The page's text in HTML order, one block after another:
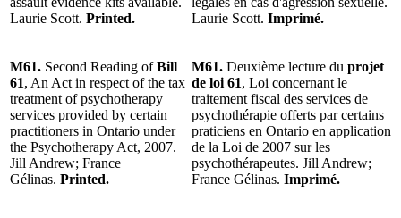
Laurie Scott. Printed.
Laurie Scott. Imprimé.
M61. Second Reading ofBill
61, An Act in respect of the tax
treatment of psychotherapy
services provided by certain
practitioners in Ontario under
the Psychotherapy Act, 2007.
Jill Andrew; France
Gélinas. Printed.
M61. Deuxième lecture du projet
de loi 61, Loi concernant le
traitement fiscal des services de
psychothérapie offerts par certains
praticiens en Ontario en application
de la Loi de 2007 sur les
psychothérapeutes. Jill Andrew;
France Gélinas. Imprimé.